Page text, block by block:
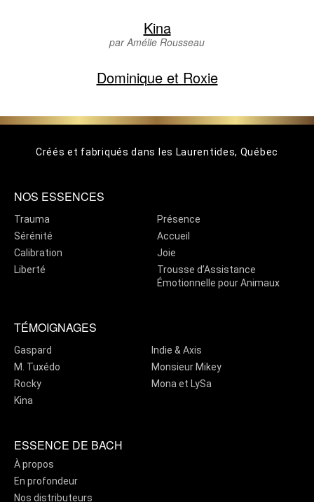
Kina
par Amélie Rousseau
Dominique et Roxie
Créés et fabriqués dans les Laurentides, Québec
NOS ESSENCES
Trauma
Présence
Sérénité
Accueil
Calibration
Joie
Liberté
Trousse d’Assistance
Émotionnelle pour Animaux
TÉMOIGNAGES
Gaspard
Indie & Axis
M. Tuxédo
Monsieur Mikey
Rocky
Mona et LySa
Kina
ESSENCE DE BACH
À propos
En profondeur
Nos distributeurs